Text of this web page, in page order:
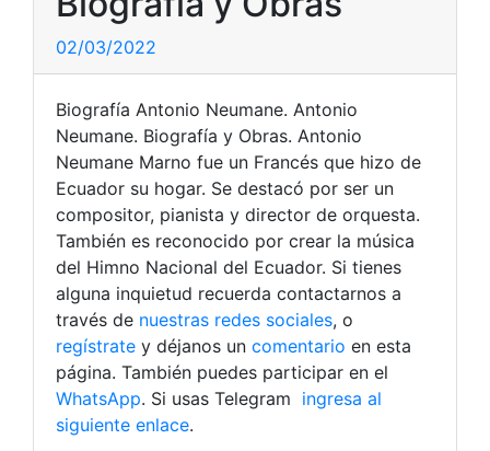
02/03/2022
Biografía Antonio Neumane. Antonio
Neumane. Biografía y Obras. Antonio
Neumane Marno fue un Francés que hizo de
Ecuador su hogar. Se destacó por ser un
compositor, pianista y director de orquesta.
También es reconocido por crear la música
del Himno Nacional del Ecuador. Si tienes
alguna inquietud recuerda contactarnos a
través de nuestras redes sociales, o
regístrate y déjanos un comentario en esta
página. También puedes participar en el
WhatsApp. Si usas Telegram ingresa al
siguiente enlace.